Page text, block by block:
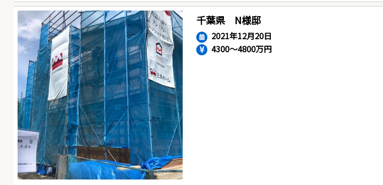
千葉県 N様邸
2021年12月20日
4300～4800万円